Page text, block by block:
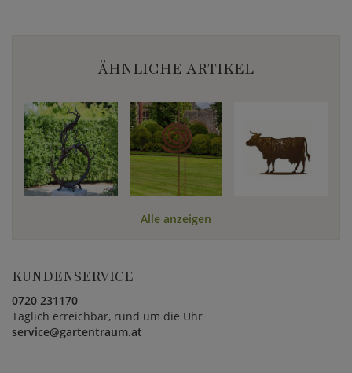
ÄHNLICHE ARTIKEL
Alle anzeigen
KUNDENSERVICE
0720 231170
Täglich erreichbar, rund um die Uhr
service@gartentraum.at